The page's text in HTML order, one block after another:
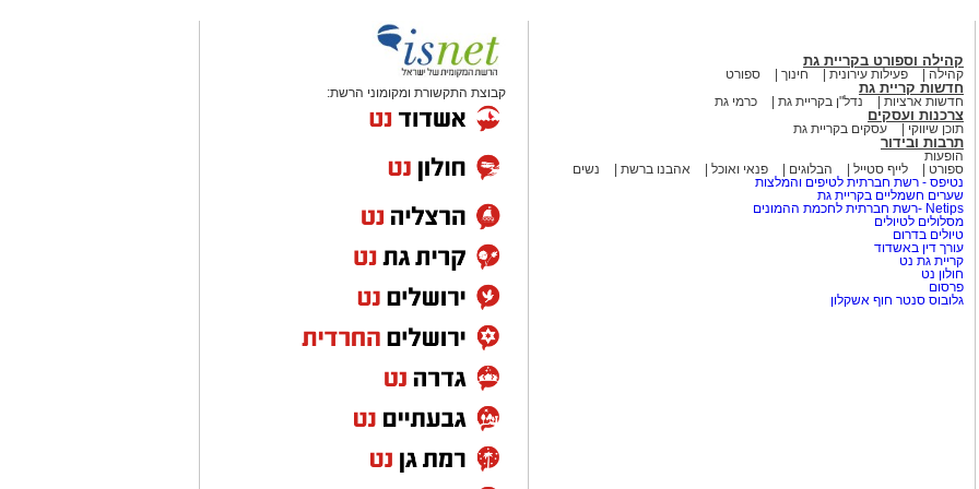
זהב
במדליות זהב, כסף וארד, לאחר שביצעו
למחמאות מהשופטים ומהקהל.
“ההישגים האלו הם תוצר של השקעה
המתעמלות והצוות. הוכחנו שמחוז
בהתעמלות האמנותית בישראל.”
קהילה וספורט בקריית גת
קהילה פעילות עירונית חינוך ספורט
חדשות קריית גת
חדשות ארציות נדל"ן בקריית גת כרמי גת
צרכנות ועסקים
תוכן שיווקי עסקים בקריית גת
תרבות ובידור
הופעות
ספורט
לייף סטייל הבלוגים פנאי ואוכל אהבנו ברשת
נשים
נטיפס - רשת חברתית לטיפים והמלצות
שערים חשמליים בקריית גת
Netips -רשת חברתית לחכמת ההמונים
מסלולים לטיולים
טיולים בדרום
עורך דין באשדוד
קריית גת נט
חולון נט
פרסום
גלובוס סנטר חוף אשקלון
קבוצת התקשורת ומקומוני הרשת: